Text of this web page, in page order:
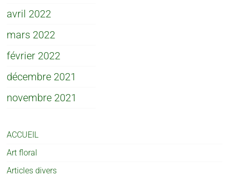
avril 2022
mars 2022
février 2022
décembre 2021
novembre 2021
ACCUEIL
Art floral
Articles divers